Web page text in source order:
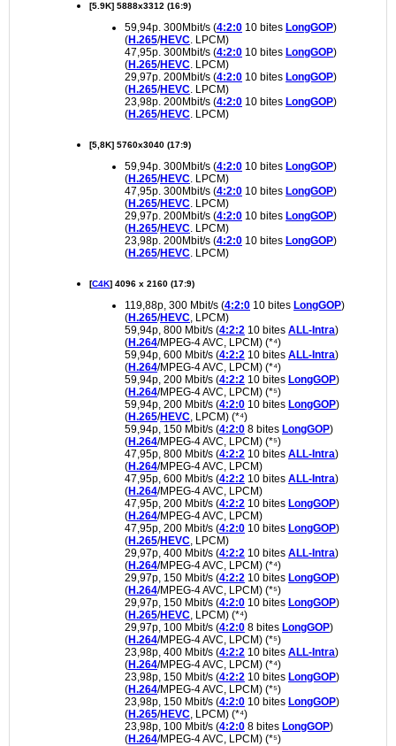
[5.9K] 5888x3312 (16:9)
59,94p. 300Mbit/s (4:2:0 10 bites LongGOP)
(H.265/HEVC . LPCM)
47,95p. 300Mbit/s (4:2:0 10 bites LongGOP)
(H.265/HEVC . LPCM)
29,97p. 200Mbit/s (4:2:0 10 bites LongGOP)
(H.265/HEVC . LPCM)
23,98p. 200Mbit/s (4:2:0 10 bites LongGOP)
(H.265/HEVC . LPCM)
[5,8K] 5760x3040 (17:9)
59,94p. 300Mbit/s (4:2:0 10 bites LongGOP)
(H.265/HEVC . LPCM)
47,95p. 300Mbit/s (4:2:0 10 bites LongGOP)
(H.265/HEVC . LPCM)
29,97p. 200Mbit/s (4:2:0 10 bites LongGOP)
(H.265/HEVC . LPCM)
23,98p. 200Mbit/s (4:2:0 10 bites LongGOP)
(H.265/HEVC . LPCM)
[C4K] 4096 x 2160 (17:9)
119,88p, 300 Mbit/s (4:2:0 10 bites LongGOP)
(H.265/HEVC , LPCM)
59,94p, 800 Mbit/s (4:2:2 10 bites ALL-Intra)
(H.264/MPEG-4 AVC, LPCM) (*⁴)
59,94p, 600 Mbit/s (4:2:2 10 bites ALL-Intra)
(H.264/MPEG-4 AVC, LPCM) (*⁴)
59,94p, 200 Mbit/s (4:2:2 10 bites LongGOP)
(H.264/MPEG-4 AVC, LPCM) (*⁵)
59,94p, 200 Mbit/s (4:2:0 10 bites LongGOP)
(H.265/HEVC , LPCM) (*⁴)
59,94p, 150 Mbit/s (4:2:0 8 bites LongGOP)
(H.264/MPEG-4 AVC, LPCM) (*⁵)
47,95p, 800 Mbit/s (4:2:2 10 bites ALL-Intra)
(H.264/MPEG-4 AVC, LPCM)
47,95p, 600 Mbit/s (4:2:2 10 bites ALL-Intra)
(H.264/MPEG-4 AVC, LPCM)
47,95p, 200 Mbit/s (4:2:2 10 bites LongGOP)
(H.264/MPEG-4 AVC, LPCM)
47,95p, 200 Mbit/s (4:2:0 10 bites LongGOP)
(H.265/HEVC , LPCM)
29,97p, 400 Mbit/s (4:2:2 10 bites ALL-Intra)
(H.264/MPEG-4 AVC, LPCM) (*⁴)
29,97p, 150 Mbit/s (4:2:2 10 bites LongGOP)
(H.264/MPEG-4 AVC, LPCM) (*⁵)
29,97p, 150 Mbit/s (4:2:0 10 bites LongGOP)
(H.265/HEVC , LPCM) (*⁴)
29,97p, 100 Mbit/s (4:2:0 8 bites LongGOP)
(H.264/MPEG-4 AVC, LPCM) (*⁵)
23,98p, 400 Mbit/s (4:2:2 10 bites ALL-Intra)
(H.264/MPEG-4 AVC, LPCM) (*⁴)
23,98p, 150 Mbit/s (4:2:2 10 bites LongGOP)
(H.264/MPEG-4 AVC, LPCM) (*⁵)
23,98p, 150 Mbit/s (4:2:0 10 bites LongGOP)
(H.265/HEVC , LPCM) (*⁴)
23,98p, 100 Mbit/s (4:2:0 8 bites LongGOP)
(H.264/MPEG-4 AVC, LPCM) (*⁵)